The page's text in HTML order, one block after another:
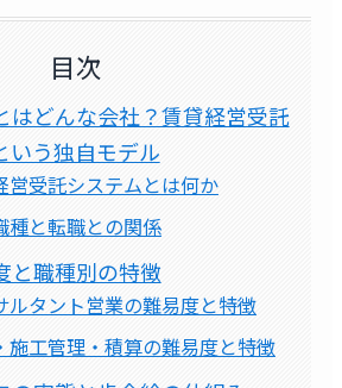
目次
はどんな会社？賃貸経営受託
いう独自モデル
営受託システムとは何か
種と転職との関係
と職種別の特徴
ルタント営業の難易度と特徴
施工管理・積算の難易度と特徴